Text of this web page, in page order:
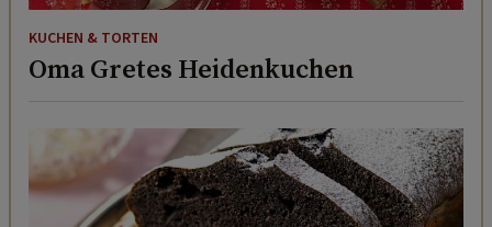
KUCHEN & TORTEN
Oma Gretes Heidenkuchen